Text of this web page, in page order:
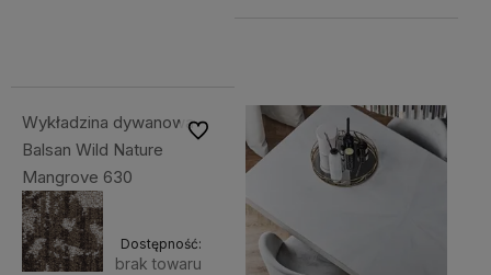
Wykładzina dywanowa
Balsan Wild Nature
Mangrove 630
Dostępność:
brak towaru
Do ulubionych